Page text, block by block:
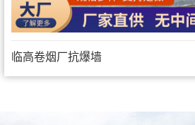
临高卷烟厂抗爆墙